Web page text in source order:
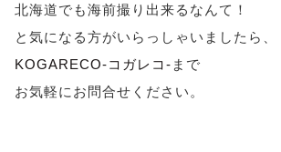
北海道でも海前撮り出来るなんて！
と気になる方がいらっしゃいましたら、
KOGARECO-コガレコ- まで
お気軽にお問合せください。